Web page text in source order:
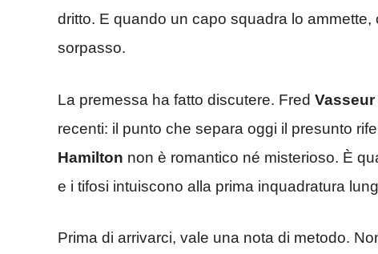
dritto. E quando un capo squadra lo
sorpasso.
La premessa ha fatto discutere. Fred Vasseur
recenti: il punto che separa oggi il presunto
Hamilton non è romantico né misterioso. È
e i tifosi intuiscono alla prima inquadratura
Prima di arrivarci, vale una nota di metodo.